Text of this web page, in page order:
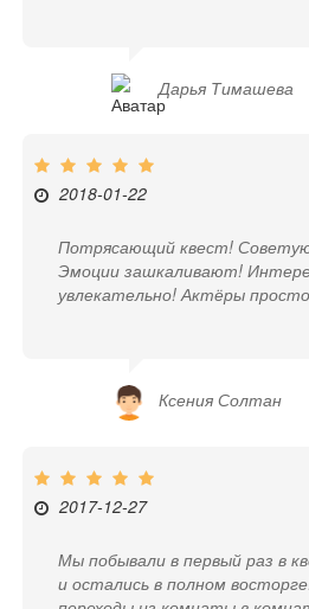
Дарья Тимашева
2018-01-22
Потрясающий квест!
Эмоции зашкаливают!
увлекательно! Актёры
Ксения Солтан
2017-12-27
Мы побывали в первый раз в
и остались в полном